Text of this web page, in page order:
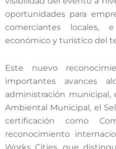
oportunidades para
comerciantes locales,
económico y turístico del
Este nuevo
importantes avances
administración municipal,
Ambiental Municipal, el
certificación como
reconocimiento